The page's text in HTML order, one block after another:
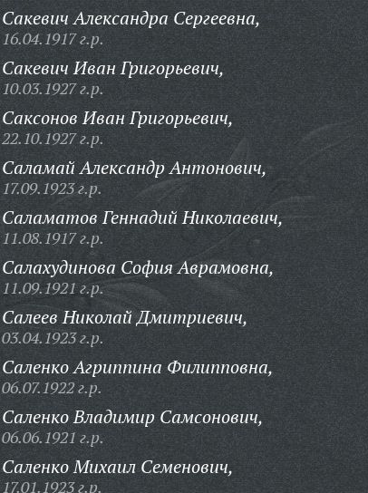
Сакевич Александра Сергеевна,
16.04.1917 г.р.
Сакевич Иван Григорьевич,
10.03.1927 г.р.
Саксонов Иван Григорьевич,
22.10.1927 г.р.
Саламай Александр Антонович,
17.09.1923 г.р.
Саламатов Геннадий Николаевич,
11.08.1917 г.р.
Салахудинова София Аврамовна,
11.09.1921 г.р.
Салеев Николай Дмитриевич,
03.04.1923 г.р.
Саленко Агриппина Филипповна,
06.07.1922 г.р.
Саленко Владимир Самсонович,
06.06.1921 г.р.
Саленко Михаил Семенович,
17.01.1923 г.р.